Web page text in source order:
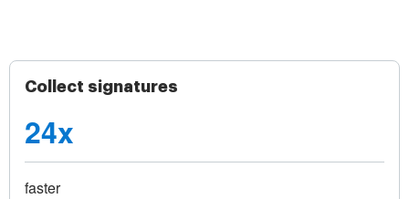
Collect signatures
24x
faster